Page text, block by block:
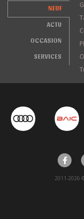
NEUF
ACTU
OCCASION
SERVICES
2011-2026